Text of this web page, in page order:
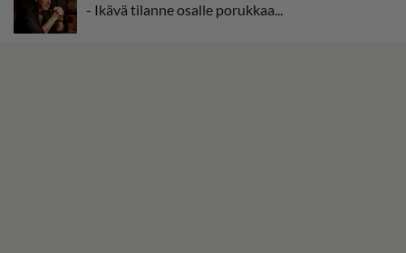
- Ikävä tilanne osalle porukkaa...